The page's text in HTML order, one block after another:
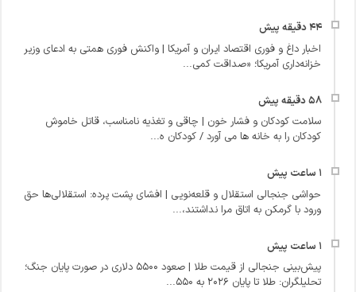
اخبار داغ و فوری اقتصاد ایران و آمریکا | واکنش فوری همتی به ادعای وزیر
خزانه‌داری آمریکا؛ «صداقت کمی...
سلامت کودکان و فشار خون | چاقی و تغذیه نامناسب، قاتل خاموش
کودکان را به خانه‌ ها می‌ آورد / کودکان ه...
حواشی جنجالی استقلال و قلعه‌نویی | افشای پشت پرده: استقلالی‌ها حق
ورود با گرمکن به اتاق مرا نداشتند،...
پیش‌بینی جنجالی از قیمت طلا | صعود ۵۵۰۰ دلاری در صورت پایان جنگ؛
تحلیلگران: طلا تا پایان ۲۰۲۶ به ۵۵۰...